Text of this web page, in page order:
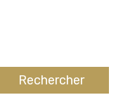
Rechercher